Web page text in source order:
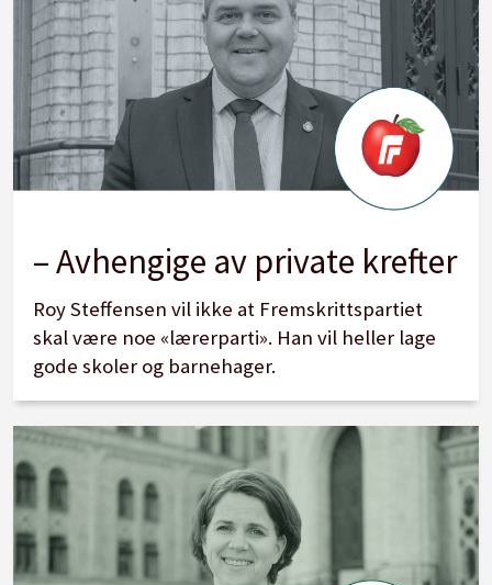
– Avhengige av private krefter
Roy Steffensen vil ikke at Fremskrittspartiet
skal være noe «lærerparti». Han vil heller lage
gode skoler og barnehager.